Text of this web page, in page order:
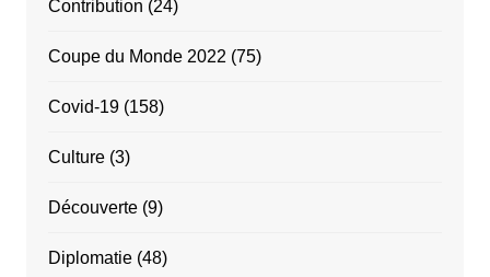
Contribution (24)
Coupe du Monde 2022(75)
Covid-19(158)
Culture(3)
Découverte(9)
Diplomatie(48)